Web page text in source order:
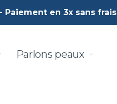
Paiement en 3x sans frais
Parlons peaux